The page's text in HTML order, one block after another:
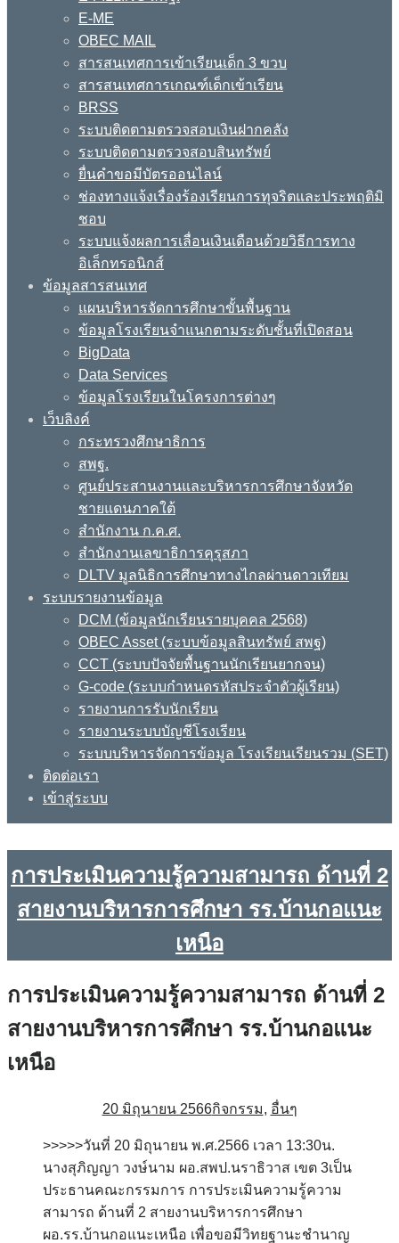
E-ME
OBEC MAIL
สารสนเทศการเข้าเรียนเด็ก 3 ขวบ
สารสนเทศการเกณฑ์เด็กเข้าเรียน
BRSS
ระบบติดตามตรวจสอบเงินฝากคลัง
ระบบติดตามตรวจสอบสินทรัพย์
ยื่นคำขอมีบัตรออนไลน์
ช่องทางแจ้งเรื่องร้องเรียนการทุจริตและประพฤติมิ
ชอบ
ระบบแจ้งผลการเลื่อนเงินเดือนด้วยวิธีการทาง
อิเล็กทรอนิกส์
ข้อมูลสารสนเทศ
แผนบริหารจัดการศึกษาขั้นพื้นฐาน
ข้อมูลโรงเรียนจำแนกตามระดับชั้นที่เปิดสอน
BigData
Data Services
ข้อมูลโรงเรียนในโครงการต่างๆ
เว็บลิงค์
กระทรวงศึกษาธิการ
สพฐ.
ศูนย์ประสานงานและบริหารการศึกษาจังหวัด
ชายแดนภาคใต้
สำนักงาน ก.ค.ศ.
สำนักงานเลขาธิการคุรุสภา
DLTV มูลนิธิการศึกษาทางไกลผ่านดาวเทียม
ระบบรายงานข้อมูล
DCM (ข้อมูลนักเรียนรายบุคคล 2568)
OBEC Asset (ระบบข้อมูลสินทรัพย์ สพฐ)
CCT (ระบบปัจจัยพื้นฐานนักเรียนยากจน)
G-code (ระบบกำหนดรหัสประจำตัวผู้เรียน)
รายงานการรับนักเรียน
รายงานระบบบัญชีโรงเรียน
ระบบบริหารจัดการข้อมูล โรงเรียนเรียนรวม (SET)
ติดต่อเรา
เข้าสู่ระบบ
การประเมินความรู้ความสามารถ ด้านที่ 2
สายงานบริหารการศึกษา รร.บ้านกอแนะ
เหนือ
การประเมินความรู้ความสามารถ ด้านที่ 2
สายงานบริหารการศึกษา รร.บ้านกอแนะ
เหนือ
20 มิถุนายน 2566กิจกรรม, อื่นๆ
>>>>>วันที่ 20 มิถุนายน พ.ศ.2566 เวลา 13:30น.
นางสุภิญญา วงษ์นาม ผอ.สพป.นราธิวาส เขต 3เป็น
ประธานคณะกรรมการ การประเมินความรู้ความ
สามารถ ด้านที่ 2 สายงานบริหารการศึกษา
ผอ.รร.บ้านกอแนะเหนือ เพื่อขอมีวิทยฐานะชำนาญ